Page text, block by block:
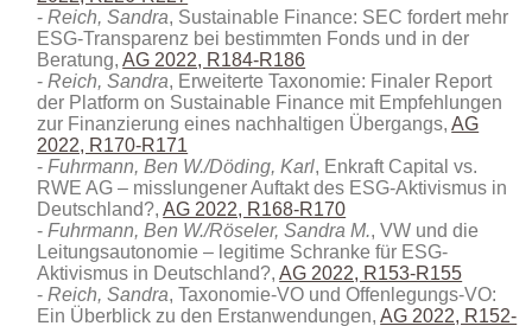
Reich, Sandra, Sustainable Finance: SEC fordert mehr
ESG-Transparenz bei bestimmten Fonds und in der
Beratung,AG 2022, R184-R186
Reich, Sandra, Erweiterte Taxonomie: Finaler Report
der Platform on Sustainable Finance mit Empfehlungen
zur Finanzierung eines nachhaltigen Übergangs,AG
2022, R170-R171
Fuhrmann, Ben W./Döding, Karl, Enkraft Capital vs.
RWE AG – misslungener Auftakt des ESG-Aktivismus in
Deutschland?,AG 2022, R168-R170
Fuhrmann, Ben W./Röseler, Sandra M., VW und die
Leitungsautonomie – legitime Schranke für ESG-
Aktivismus in Deutschland?,AG 2022, R153-R155
Reich, Sandra, Taxonomie-VO und Offenlegungs-VO:
Ein Überblick zu den Erstanwendungen,AG 2022, R152-